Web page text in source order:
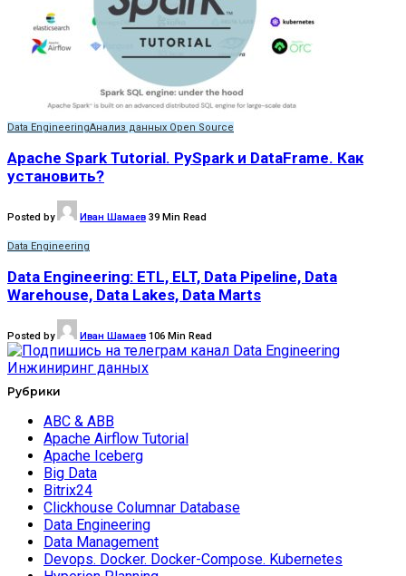
Data EngineeringАнализ данных Open Source
Apache Spark Tutorial. PySpark и DataFrame. Как
установить?
Posted by Иван Шамаев 39 Min Read
Data Engineering
Data Engineering: ETL, ELT, Data Pipeline, Data
Warehouse, Data Lakes, Data Marts
Posted by Иван Шамаев 106 Min Read
Рубрики
ABC & ABB
Apache Airflow Tutorial
Apache Iceberg
Big Data
Bitrix24
Clickhouse Columnar Database
Data Engineering
Data Management
Devops. Docker. Docker-Compose. Kubernetes